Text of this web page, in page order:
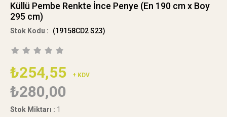
Küllü Pembe Renkte İnce Penye (En 190 cm x Boy
295 cm)
(19158CD2 S23)
₺254,55 + KDV
₺280,00
Stok Miktarı : 1